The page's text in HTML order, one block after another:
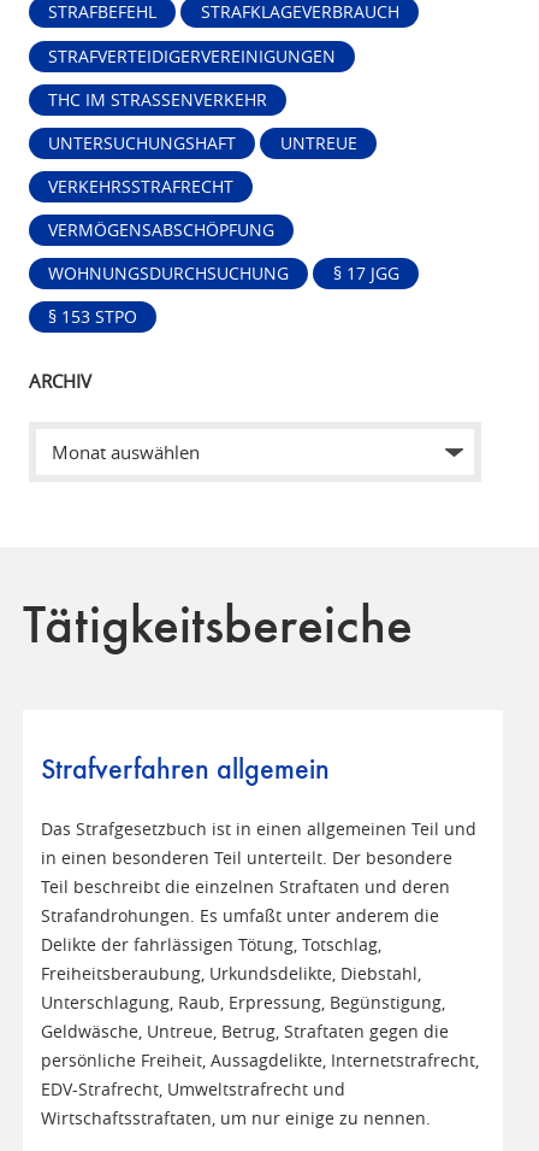
STRAFBEFEHL STRAFKLAGEVERBRAUCH
STRAFVERTEIDIGERVEREINIGUNGEN
THC IM STRASSENVERKEHR
UNTERSUCHUNGSHAFT UNTREUE
VERKEHRSSTRAFRECHT
VERMÖGENSABSCHÖPFUNG
WOHNUNGSDURCHSUCHUNG § 17 JGG
§ 153 STPO
ARCHIV
Tätigkeitsbereiche
Strafverfahren allgemein
Das Strafgesetzbuch ist in einen allgemeinen Teil und
in einen besonderen Teil unterteilt. Der besondere
Teil beschreibt die einzelnen Straftaten und deren
Strafandrohungen. Es umfaßt unter anderem die
Delikte der fahrlässigen Tötung, Totschlag,
Freiheitsberaubung, Urkundsdelikte, Diebstahl,
Unterschlagung, Raub, Erpressung, Begünstigung,
Geldwäsche, Untreue, Betrug, Straftaten gegen die
persönliche Freiheit, Aussagdelikte, Internetstrafrecht,
EDV-Strafrecht, Umweltstrafrecht und
Wirtschaftsstraftaten, um nur einige zu nennen.